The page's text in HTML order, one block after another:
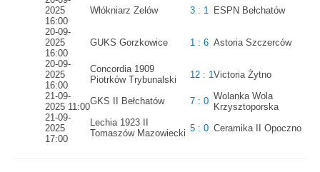
2025
16:00
Włókniarz Zelów 3 : 1 ESPN Bełchatów
20-09-
2025
16:00
GUKS Gorzkowice 1 : 6 Astoria Szczerców
20-09-
2025
16:00
Concordia 1909
Piotrków Trybunalski
12 : 1Victoria Żytno
21-09-
2025 11:00
GKS II Bełchatów 7 : 0 Wolanka Wola
Krzysztoporska
21-09-
2025
17:00
Lechia 1923 II
Tomaszów Mazowiecki 5 : 0 Ceramika II Opoczno